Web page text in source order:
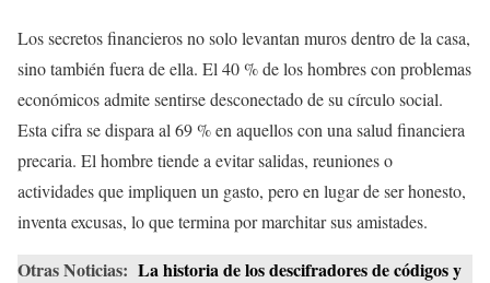
Los secretos financieros no solo levantan muros dentro de la casa,
sino también fuera de ella. El 40 % de los hombres con problemas
económicos admite sentirse desconectado de su círculo social.
Esta cifra se dispara al 69 % en aquellos con una salud financiera
precaria. El hombre tiende a evitar salidas, reuniones o
actividades que impliquen un gasto, pero en lugar de ser honesto,
inventa excusas, lo que termina por marchitar sus amistades.
Otras Noticias: La historia de los descifradores de códigos y